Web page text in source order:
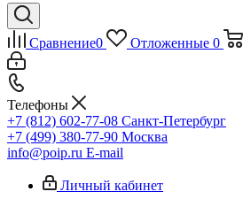
Сравнение0 Отложенные 0
Телефоны
+7 (812) 602-77-08 Санкт-Петербург
+7 (499) 380-77-90 Москва
info@poip.ru E-mail
Личный кабинет